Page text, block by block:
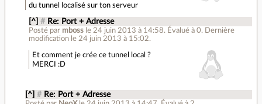
du tunnel localisé sur ton serveur
[^] # Re: Port + Adresse
Posté par mboss le 24 juin 2013 à 14:58.Évalué à 0.Dernière
modification le 24 juin 2013 à 15:02.
Et comment je crée ce tunnel local ?
MERCI :D
[^] # Re: Port + Adresse